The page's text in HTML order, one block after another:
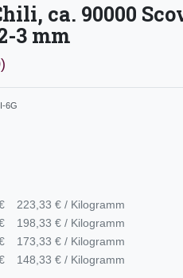
ca. 90000
3 mm
6G
223,33 € / Kilogramm
198,33 € / Kilogramm
173,33 € / Kilogramm
148,33 € / Kilogramm